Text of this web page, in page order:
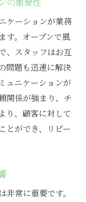
ケーションが業務
す。オープンで風
、スタッフはお互
問題も迅速に解決
ュニケーションが
関係が強まり、チ
り、顧客に対して
とができ、リピー
常に重要です。